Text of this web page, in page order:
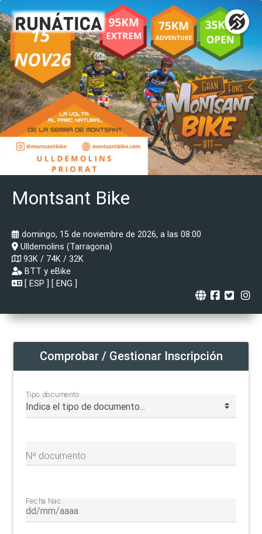
Montsant Bike
domingo, 15 de noviembre de 2026, a las 08:00
Ulldemolins (Tarragona)
93K / 74K / 32K
BTT y eBike
[ ESP ] [ ENG ]
Comprobar / Gestionar Inscripción
Tipo documento
Nº documento
Fecha Nac.